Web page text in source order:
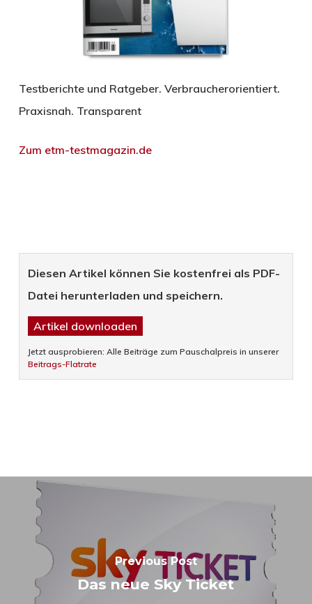
Testberichte und Ratgeber. Verbraucherorientiert.
Praxisnah. Transparent
Zum etm-testmagazin.de
Diesen Artikel können Sie kostenfrei als PDF-
Datei herunterladen und speichern.
Artikel downloaden
Jetzt ausprobieren: Alle Beiträge zum Pauschalpreis in unserer
Beitrags-Flatrate
Previous Post
Das neue Sky Ticket